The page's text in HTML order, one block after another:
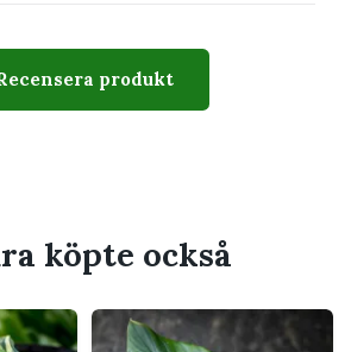
Klättrande eller upprätt och
samlarvänligt
eller mindre växtställ
produkt
köpte också